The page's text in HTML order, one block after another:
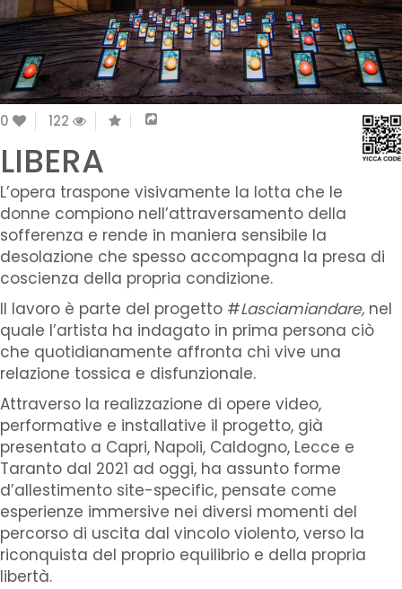
0 122
LIBERA
L’opera traspone visivamente la lotta che le
donne compiono nell’attraversamento della
sofferenza e rende in maniera sensibile la
desolazione che spesso accompagna la presa di
coscienza della propria condizione.
Il lavoro è parte del progetto #Lasciamiandare, nel
quale l’artista ha indagato in prima persona ciò
che quotidianamente affronta chi vive una
relazione tossica e disfunzionale.
Attraverso la realizzazione di opere video,
performative e installative il progetto, già
presentato a Capri, Napoli, Caldogno, Lecce e
Taranto dal 2021 ad oggi, ha assunto forme
d’allestimento site-specific, pensate come
esperienze immersive nei diversi momenti del
percorso di uscita dal vincolo violento, verso la
riconquista del proprio equilibrio e della propria
libertà.